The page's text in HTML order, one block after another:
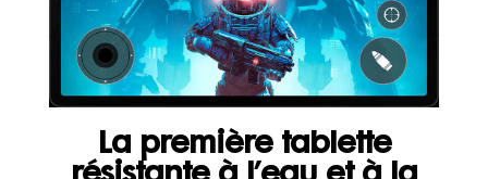
La première tablette